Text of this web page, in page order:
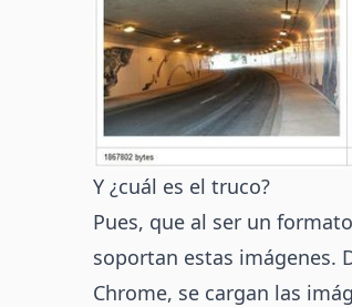
Y ¿cuál es el truco?
Pues, que al ser un
soportan estas imágenes.
Chrome, se cargan las